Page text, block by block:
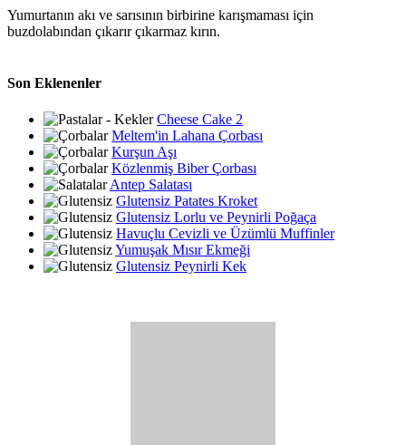
Yumurtanın akı ve sarısının birbirine karışmaması için
buzdolabından çıkarır çıkarmaz kırın.
Son Eklenenler
Cheese Cake 2
Meltem'in Lahana Çorbası
Kurşun Aşı
Közlenmiş Biber Çorbası
Antep Salatası
Glutensiz Patates Kroket
Glutensiz Lorlu ve Peynirli Poğaça
Havuçlu Cevizli ve Üzümlü Muffinler
Yumuşak Mısır Ekmeği
Glutensiz Peynirli Kek